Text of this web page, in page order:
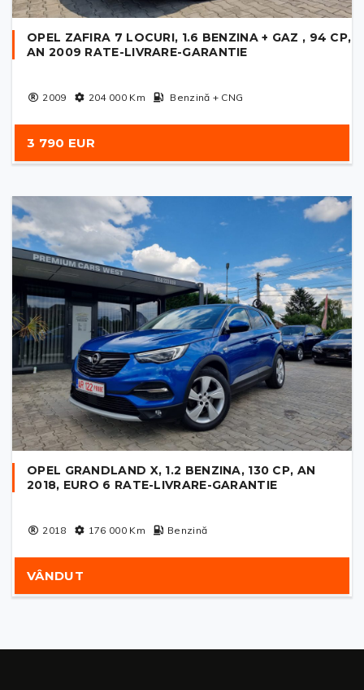
OPEL ZAFIRA 7 LOCURI, 1.6 BENZINA + GAZ , 94 CP,
AN 2009 RATE-LIVRARE-GARANTIE
2009 204 000Km Benzină + CNG
3 790 EUR
OPEL GRANDLAND X, 1.2 BENZINA, 130 CP, AN
2018, EURO 6 RATE-LIVRARE-GARANTIE
2018 176 000Km Benzină
VÂNDUT